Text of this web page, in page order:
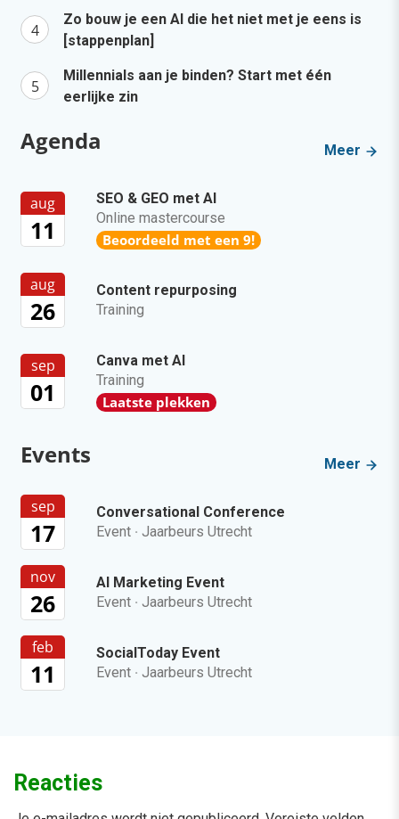
Zo bouw je een AI die het niet met je eens is
[stappenplan]
Millennials aan je binden? Start met één
eerlijke zin
Agenda Meer
aug
11
SEO & GEO met AI
Online mastercourse
Beoordeeld met een 9!
aug
26
Content repurposing
Training
sep
01
Canva met AI
Training
Laatste plekken
Events Meer
sep
17
Conversational Conference
Event · Jaarbeurs Utrecht
nov
26
AI Marketing Event
Event · Jaarbeurs Utrecht
feb
11
SocialToday Event
Event · Jaarbeurs Utrecht
Reacties